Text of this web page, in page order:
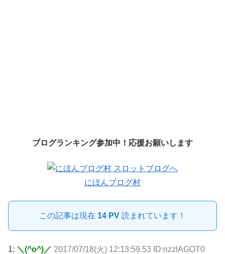
ブログランキング参加中！応援お願いします
にほんブログ村
この記事は現在 14 PV 読まれています！
1: ＼(^o^)／ 2017/07/18(火) 12:13:59.53 ID:nzzlAGOT0